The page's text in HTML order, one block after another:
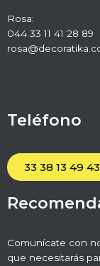
Rosa:
044 33 11 41 28 89
Teléfono
33 38 13 49 43
Comunícate con
que necesitarás